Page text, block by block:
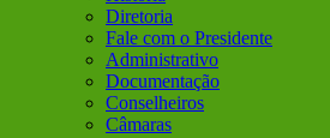
Diretoria
Fale com o Presidente
Administrativo
Documentação
Conselheiros
Câmaras